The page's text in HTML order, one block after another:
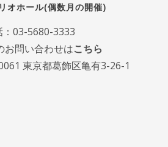
オホール(偶数月の開催)
：03-5680-3333
お問い合わせはこちら
東京都葛飾区亀有3-26-1